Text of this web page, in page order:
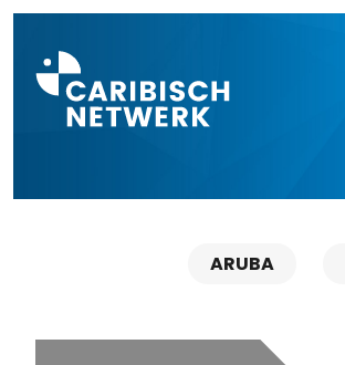
ARUBA